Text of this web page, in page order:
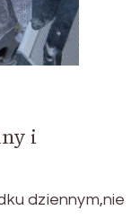
i
dziennym,nie